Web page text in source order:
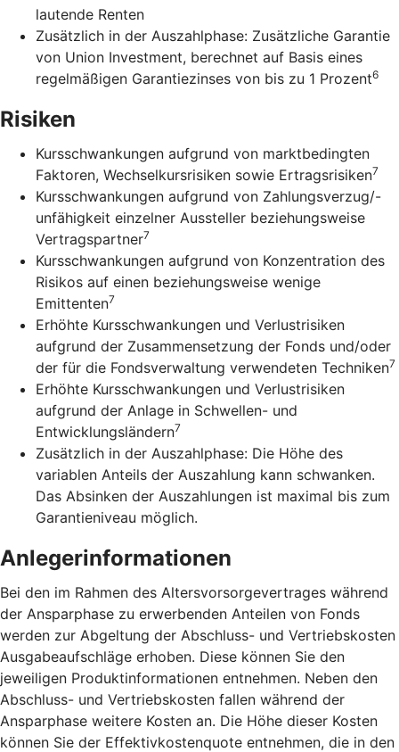
lautende Renten
Zusätzlich in der Auszahlphase: Zusätzliche Garantie
von Union Investment, berechnet auf Basis eines
regelmäßigen Garantiezinses von bis zu 1 Prozent6
Risiken
Kursschwankungen aufgrund von marktbedingten
Faktoren, Wechselkursrisiken sowie Ertragsrisiken7
Kursschwankungen aufgrund von Zahlungsverzug/-
unfähigkeit einzelner Aussteller beziehungsweise
Vertragspartner7
Kursschwankungen aufgrund von Konzentration des
Risikos auf einen beziehungsweise wenige
Emittenten7
Erhöhte Kursschwankungen und Verlustrisiken
aufgrund der Zusammensetzung der Fonds und/oder
der für die Fondsverwaltung verwendeten Techniken7
Erhöhte Kursschwankungen und Verlustrisiken
aufgrund der Anlage in Schwellen- und
Entwicklungsländern7
Zusätzlich in der Auszahlphase: Die Höhe des
variablen Anteils der Auszahlung kann schwanken.
Das Absinken der Auszahlungen ist maximal bis zum
Garantieniveau möglich.
Anlegerinformationen
Bei den im Rahmen des Altersvorsorgevertrages während
der Ansparphase zu erwerbenden Anteilen von Fonds
werden zur Abgeltung der Abschluss- und Vertriebskosten
Ausgabeaufschläge erhoben. Diese können Sie den
jeweiligen Produktinformationen entnehmen. Neben den
Abschluss- und Vertriebskosten fallen während der
Ansparphase weitere Kosten an. Die Höhe dieser Kosten
können Sie der Effektivkostenquote entnehmen, die in den